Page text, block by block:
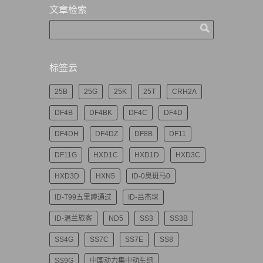
文章检索
标签云
25B 25G 25K 25T CRH2A
DF4B DF4BK DF4C DF4D
DF4DH DF4DZ DF8B DF11
DF11G HXD1C HXD1D HXD3C
HXD3D HXN5 ID-0奥斑马0
ID-T99五里蹲通过 ID-吕杰琛
ID-温兰旅客 ND5 SS3 SS3B
SS4G SS7C SS7E SS8
SS9G 中国动力集中动车组